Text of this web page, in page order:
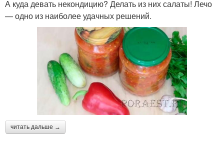
А куда девать некондицию? Делать из них салаты! Лечо
— одно из наиболее удачных решений.
читать дальше →